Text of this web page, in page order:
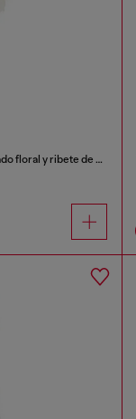
Vestido lencero midi con estampado floral y ribete de encaje